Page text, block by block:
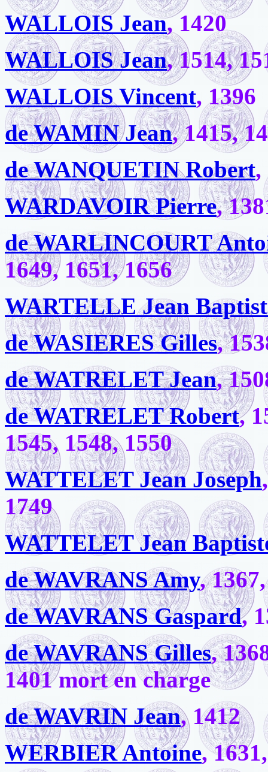
WALLOIS Jean, 1420
WALLOIS Jean, 1514,
WALLOIS Vincent, 1396
de WAMIN Jean, 1415,
de WANQUETIN Robert,
WARDAVOIR Pierre,
de WARLINCOURT
1649, 1651, 1656
WARTELLE Jean
de WASIERES Gilles,
de WATRELET Jean,
de WATRELET Robert,
1545, 1548, 1550
WATTELET Jean Joseph
1749
WATTELET Jean
de WAVRANS Amy,
de WAVRANS Gaspard,
de WAVRANS Gilles,
1401 mort en charge
de WAVRIN Jean, 1412
WERBIER Antoine,